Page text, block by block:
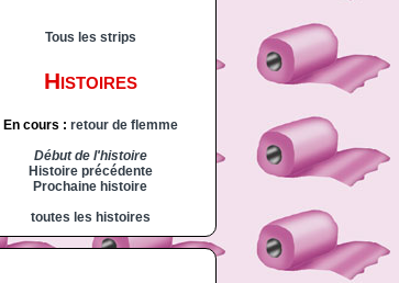
Tous les strips
Histoires
En cours : retour de flemme
Début de l'histoire
Histoire précédente
Prochaine histoire
toutes les histoires